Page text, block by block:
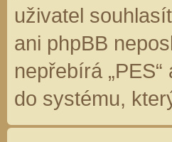
uživatel
ani phpBB
nepřebírá
do systému,